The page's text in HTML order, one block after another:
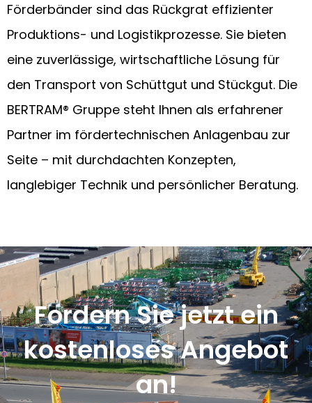
Förderbänder sind das Rückgrat effizienter
Produktions- und Logistikprozesse. Sie bieten
eine zuverlässige, wirtschaftliche Lösung für
den Transport von Schüttgut und Stückgut. Die
BERTRAM® Gruppe steht Ihnen als erfahrener
Partner im fördertechnischen Anlagenbau zur
Seite – mit durchdachten Konzepten,
langlebiger Technik und persönlicher Beratung.
Fordern Sie jetzt ein
kostenloses Angebot
an!